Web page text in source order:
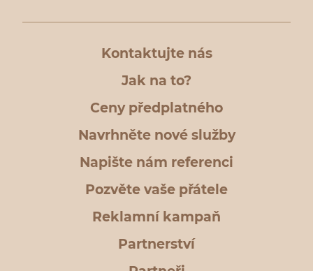
Kontaktujte nás
Jak na to?
Ceny předplatného
Navrhněte nové služby
Napište nám referenci
Pozvěte vaše přátele
Reklamní kampaň
Partnerství